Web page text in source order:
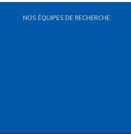
NOS ÉQUIPES DE RECHERCHE